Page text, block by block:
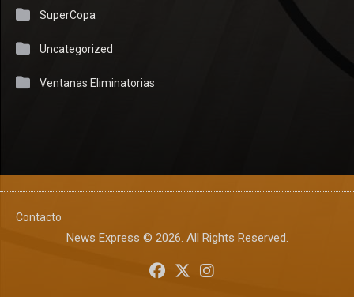
SuperCopa
Uncategorized
Ventanas Eliminatorias
Contacto
News Express © 2026. All Rights Reserved.